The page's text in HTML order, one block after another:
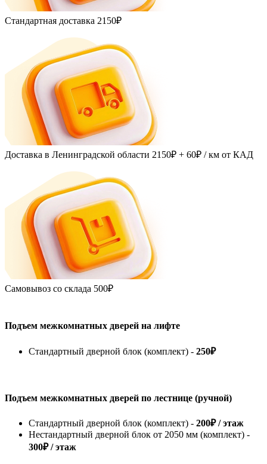
Стандартная доставка 2150₽
Доставка в Ленинградской области 2150₽ + 60₽ / км от КАД
Самовывоз со склада 500₽
Подъем межкомнатных дверей на лифте
Стандартный дверной блок (комплект) - 250₽
Подъем межкомнатных дверей по лестнице (ручной)
Стандартный дверной блок (комплект) - 200₽ / этаж
Нестандартный дверной блок от 2050 мм (комплект) -
300₽ / этаж